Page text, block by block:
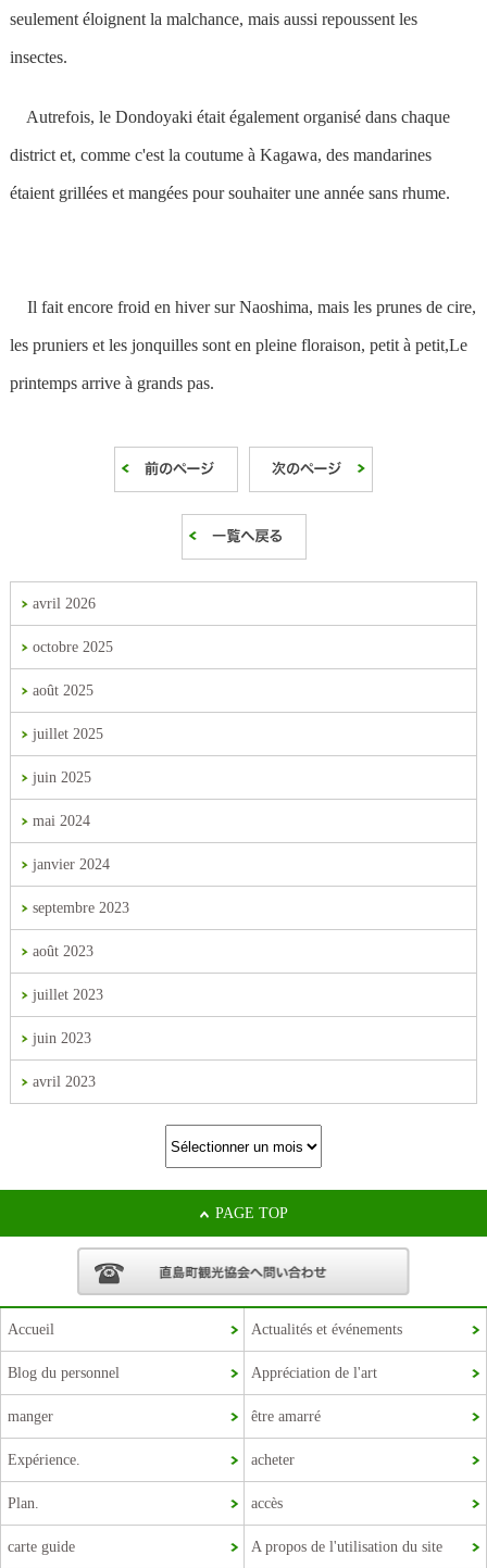
seulement éloignent la malchance, mais aussi repoussent les
insectes.
Autrefois, le Dondoyaki était également organisé dans chaque
district et, comme c'est la coutume à Kagawa, des mandarines
étaient grillées et mangées pour souhaiter une année sans rhume.
Il fait encore froid en hiver sur Naoshima, mais les prunes de cire,
les pruniers et les jonquilles sont en pleine floraison, petit à petit,Le
printemps arrive à grands pas.
avril 2026
octobre 2025
août 2025
juillet 2025
juin 2025
mai 2024
janvier 2024
septembre 2023
août 2023
juillet 2023
juin 2023
avril 2023
PAGE TOP
Accueil Actualités et événements
Blog du personnel Appréciation de l'art
manger être amarré
Expérience. acheter
Plan. accès
carte guide A propos de l'utilisation du site